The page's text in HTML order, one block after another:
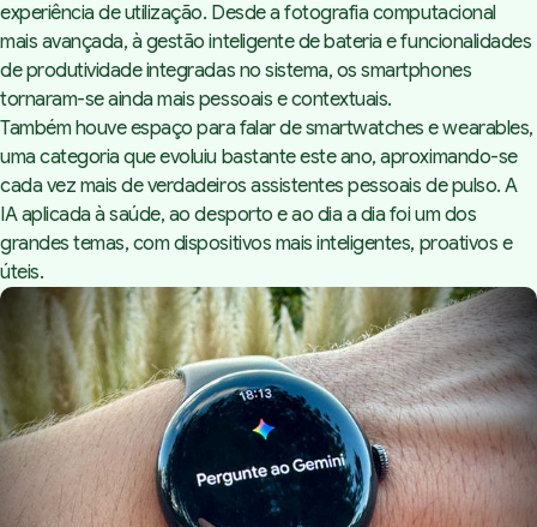
experiência de utilização. Desde a fotografia computacional
mais avançada, à gestão inteligente de bateria e funcionalidades
de produtividade integradas no sistema, os smartphones
tornaram-se ainda mais pessoais e contextuais.
Também houve espaço para falar de smartwatches e wearables,
uma categoria que evoluiu bastante este ano, aproximando-se
cada vez mais de verdadeiros assistentes pessoais de pulso. A
IA aplicada à saúde, ao desporto e ao dia a dia foi um dos
grandes temas, com dispositivos mais inteligentes, proativos e
úteis.